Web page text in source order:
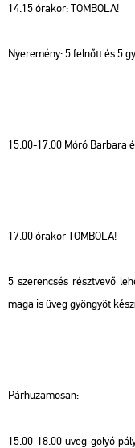
14.15 óra­kor: TOM­BO­LA!
Nye­re­mény: 5 fel­nőtt és 5
15.00-17.00 Móró Bar­ba­ra
17.00 óra­kor TOM­BO­LA!
5 sze­ren­csés részt­ve­vő
maga is üveg gyön­gyöt
Pár­hu­za­mo­san:
15.00-18.00 üveg golyó